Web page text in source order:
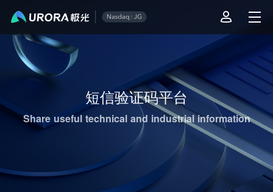
短信验证码平台
Share useful technical and industrial information